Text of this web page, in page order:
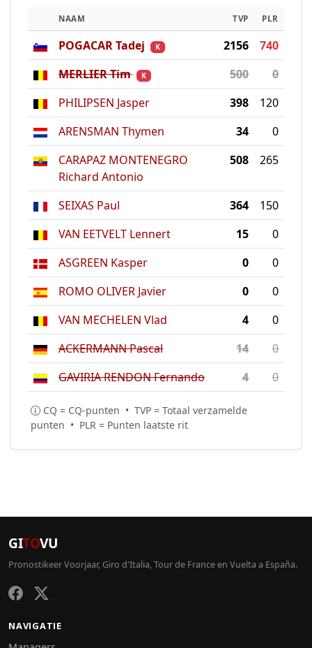
NAAM TVP PLR
POGACAR Tadej K 2156
740
MERLIER Tim
K 500
0
PHILIPSEN Jasper
398
120
ARENSMAN Thymen
34
0
CARAPAZ MONTENEGRO
Richard Antonio
508 265
SEIXAS Paul 364
150
VAN EETVELT Lennert
15
0
ASGREEN Kasper
0
0
ROMO OLIVER Javier
0
0
VAN MECHELEN Vlad
4
0
ACKERMANN Pascal
14
0
GAVIRIA RENDON Fernando
4 0
CQ = CQ-punten • TVP = Totaal verzamelde
punten • PLR = Punten laatste rit
GITOVU
Pronostikeer Voorjaar, Giro d'Italia, Tour de France en Vuelta a España.
NAVIGATIE